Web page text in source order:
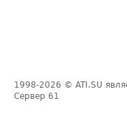
1998-2026 © ATI.SU
Сервер 61